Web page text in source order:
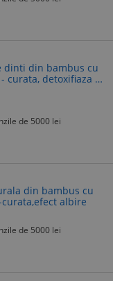
dinti din bambus cu
curata, detoxifiaza si
Naturala
de 5000 lei
din bambus cu
albire
de 5000 lei